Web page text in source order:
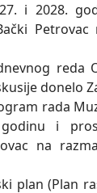
i 2028.
reda
donelo
rada
i
na
plan (Plan